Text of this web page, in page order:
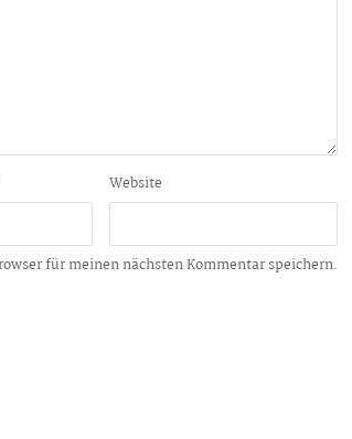
Website
für meinen nächsten Kommentar speichern.